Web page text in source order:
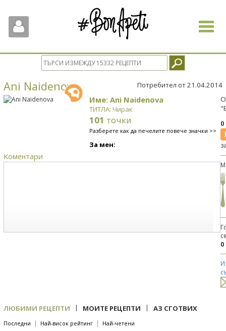
Toggle
Ani Naidenova Потребител от 21.04.2014
Име: Ani Naidenova
ТИТЛА: Чирак
101 точки
Разберете как да печелите повече значки >>
За мен:
Коментари
0
ЛЮБИМИ РЕЦЕПТИ | МОИТЕ РЕЦЕПТИ | АЗ СГОТВИХ
Последни | Най-висок рейтинг | Най-четени